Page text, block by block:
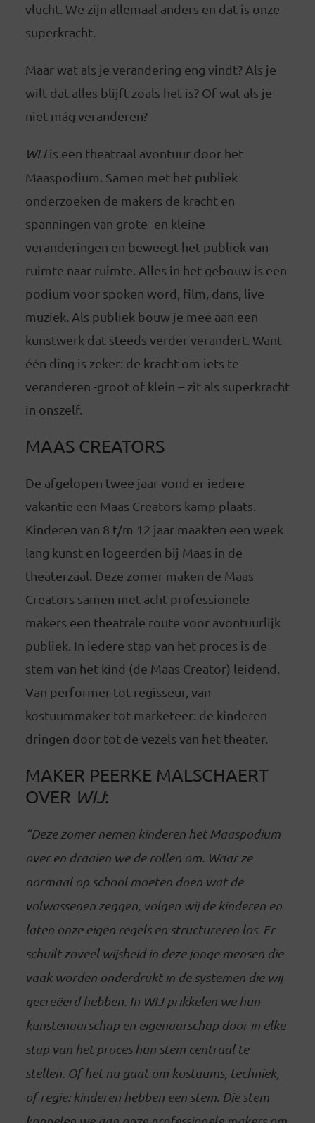
vlucht. We zijn allemaal anders en dat is onze
superkracht.
Maar wat als je verandering eng vindt? Als je
wilt dat alles blijft zoals het is? Of wat als je
niet mág veranderen?
WIJis een theatraal avontuur door het
Maaspodium. Samen met het publiek
onderzoeken de makers de kracht en
spanningen van grote- en kleine
veranderingen en beweegt het publiek van
ruimte naar ruimte. Alles in het gebouw is een
podium voor spoken word, film, dans, live
muziek. Als publiek bouw je mee aan een
kunstwerk dat steeds verder verandert. Want
één ding is zeker: de kracht om iets te
veranderen -groot of klein – zit als superkracht
in onszelf.
MAAS CREATORS
De afgelopen twee jaar vond er iedere
vakantie een Maas Creators kamp plaats.
Kinderen van 8 t/m 12 jaar maakten een week
lang kunst en logeerden bij Maas in de
theaterzaal. Deze zomer maken de Maas
Creators samen met acht professionele
makers een theatrale route voor avontuurlijk
publiek. In iedere stap van het proces is de
stem van het kind (de Maas Creator) leidend.
Van performer tot regisseur, van
kostuummaker tot marketeer: de kinderen
dringen door tot de vezels van het theater.
MAKER PEERKE MALSCHAERT
OVER WIJ:
“Deze zomer nemen kinderen het Maaspodium
over en draaien we de rollen om. Waar ze
normaal op school moeten doen wat de
volwassenen zeggen, volgen wij de kinderen en
laten onze eigen regels en structureren los. Er
schuilt zoveel wijsheid in deze jonge mensen die
vaak worden onderdrukt in de systemen die wij
gecreëerd hebben. In WIJ prikkelen we hun
kunstenaarschap en eigenaarschap door in elke
stap van het proces hun stem centraal te
stellen. Of het nu gaat om kostuums, techniek,
of regie: kinderen hebben een stem. Die stem